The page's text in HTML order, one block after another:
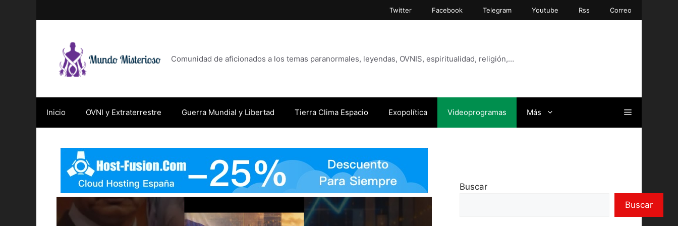
Twitter Facebook Telegram Youtube Rss Correo
Comunidad de aficionados a los temas paranormales, leyendas, OVNIS, espiritualidad, religión,…
Inicio OVNI y Extraterrestre Guerra Mundial y Libertad Tierra Clima Espacio Exopolítica Videoprogramas Más
Buscar
Buscar